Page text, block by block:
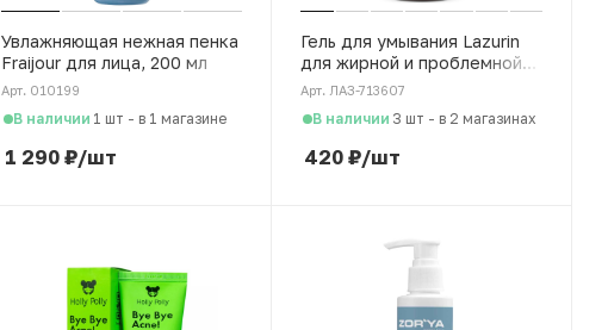
Увлажняющая нежная пенка
Fraijour для лица, 200 мл
Арт. 010199
В наличии 1 шт - в 1 магазине
1 290₽/шт
Гель для умывания Lazurin
для жирной и проблемной
кожи лица с миндалем, 200
Арт. ЛАЗ-713607
В наличии 3 шт - в 2 магазинах
420₽/шт